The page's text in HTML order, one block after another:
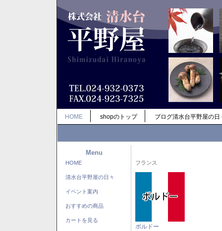
HOME shopのトップ ブログ清水台平野屋の日
Menu
HOME
清水台平野屋の日々
イベント案内
おすすめの商品
カートを見る
フランス
ボルドー